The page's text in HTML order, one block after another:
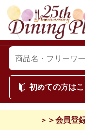
初めての方は
＞＞会員登